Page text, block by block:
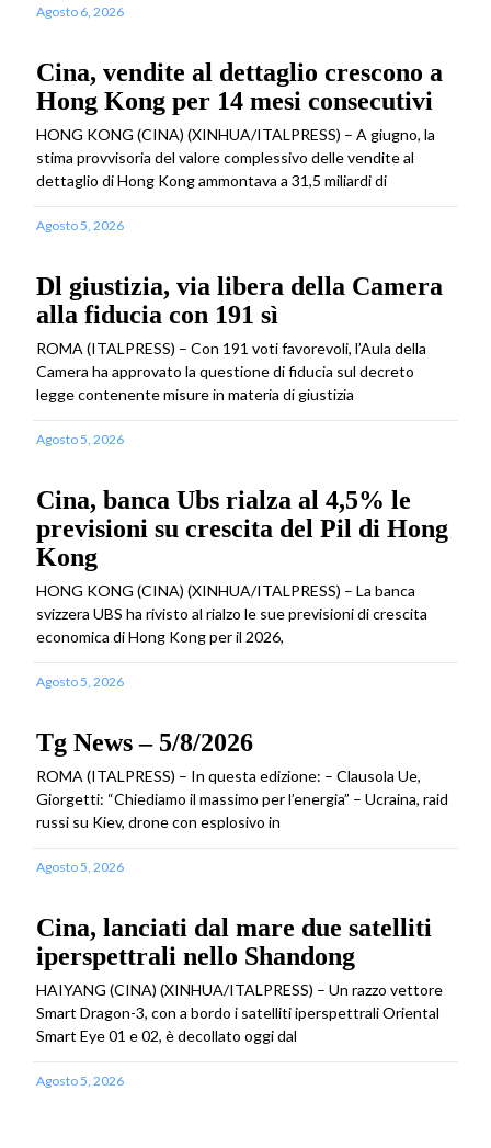
Agosto 6, 2026
Cina, vendite al dettaglio crescono a
Hong Kong per 14 mesi consecutivi
HONG KONG (CINA) (XINHUA/ITALPRESS) – A giugno, la
stima provvisoria del valore complessivo delle vendite al
dettaglio di Hong Kong ammontava a 31,5 miliardi di
Agosto 5, 2026
Dl giustizia, via libera della Camera
alla fiducia con 191 sì
ROMA (ITALPRESS) – Con 191 voti favorevoli, l’Aula della
Camera ha approvato la questione di fiducia sul decreto
legge contenente misure in materia di giustizia
Agosto 5, 2026
Cina, banca Ubs rialza al 4,5% le
previsioni su crescita del Pil di Hong
Kong
HONG KONG (CINA) (XINHUA/ITALPRESS) – La banca
svizzera UBS ha rivisto al rialzo le sue previsioni di crescita
economica di Hong Kong per il 2026,
Agosto 5, 2026
Tg News – 5/8/2026
ROMA (ITALPRESS) – In questa edizione: – Clausola Ue,
Giorgetti: “Chiediamo il massimo per l’energia” – Ucraina, raid
russi su Kiev, drone con esplosivo in
Agosto 5, 2026
Cina, lanciati dal mare due satelliti
iperspettrali nello Shandong
HAIYANG (CINA) (XINHUA/ITALPRESS) – Un razzo vettore
Smart Dragon-3, con a bordo i satelliti iperspettrali Oriental
Smart Eye 01 e 02, è decollato oggi dal
Agosto 5, 2026